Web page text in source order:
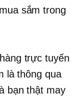
sắm trong
trực tuyến
là thông qua
bạn thật may